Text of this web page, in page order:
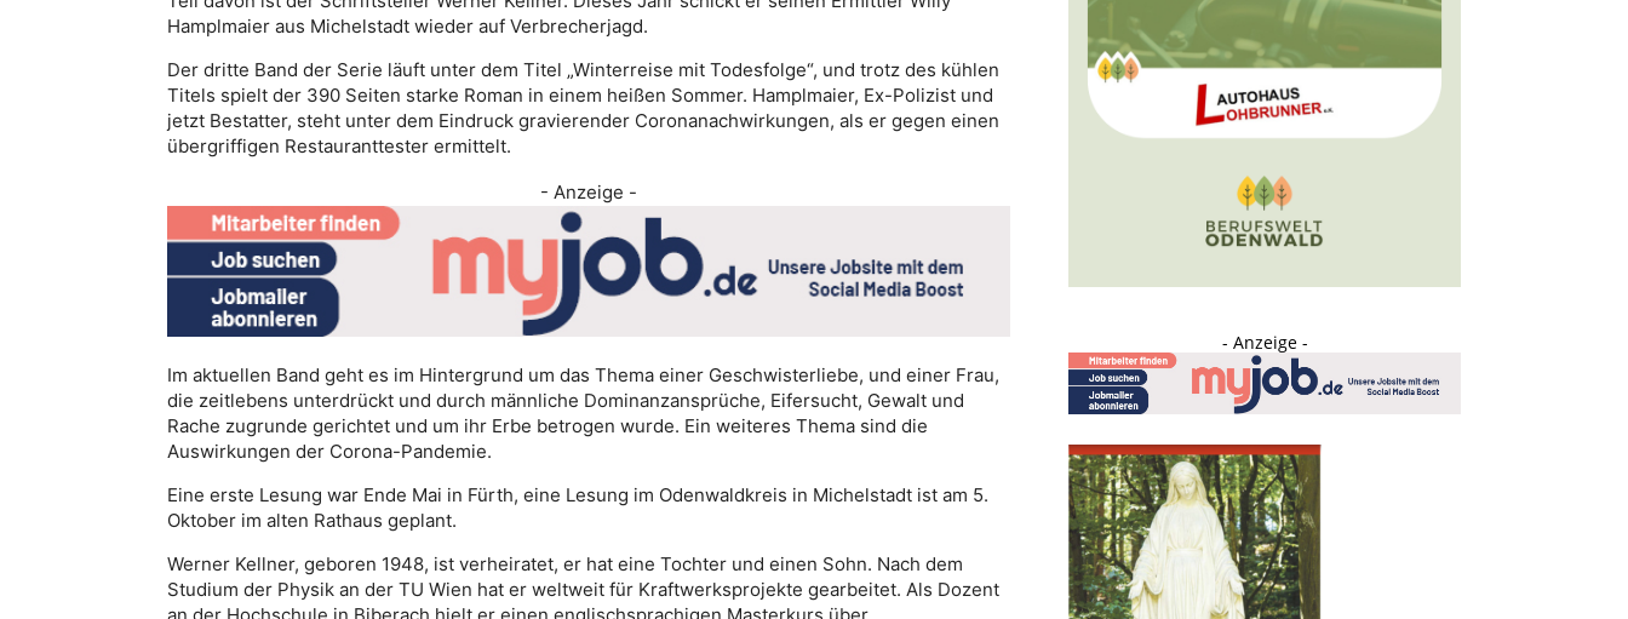
Hamplmaier aus Michelstadt wieder auf Verbrecherjagd.
Der dritte Band der Serie läuft unter dem Titel „Winterreise mit Todesfolge“, und trotz des kühlen
Titels spielt der 390 Seiten starke Roman in einem heißen Sommer. Hamplmaier, Ex-Polizist und
jetzt Bestatter, steht unter dem Eindruck gravierender Coronanachwirkungen, als er gegen einen
übergriffigen Restauranttester ermittelt.
- Anzeige -
Im aktuellen Band geht es im Hintergrund um das Thema einer Geschwisterliebe, und einer Frau,
die zeitlebens unterdrückt und durch männliche Dominanzansprüche, Eifersucht, Gewalt und
Rache zugrunde gerichtet und um ihr Erbe betrogen wurde. Ein weiteres Thema sind die
Auswirkungen der Corona-Pandemie.
Eine erste Lesung war Ende Mai in Fürth, eine Lesung im Odenwaldkreis in Michelstadt ist am 5.
Oktober im alten Rathaus geplant.
Werner Kellner, geboren 1948, ist verheiratet, er hat eine Tochter und einen Sohn. Nach dem
Studium der Physik an der TU Wien hat er weltweit für Kraftwerksprojekte gearbeitet. Als Dozent
- Anzeige -